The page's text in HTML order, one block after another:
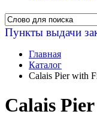
Пункты выдачи
Главная
Каталог
Calais Pier with
Calais